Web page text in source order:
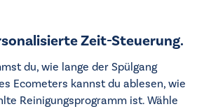
Zeit-Steuerung.
du, wie lange der Spülgang
Ecometers kannst du ablesen, wie
Reinigungsprogramm ist. Wähle